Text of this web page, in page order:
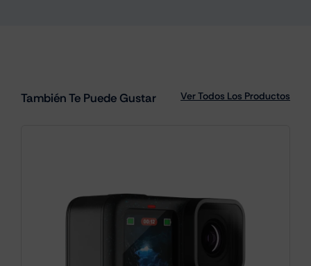
También Te Puede Gustar Ver Todos Los Productos